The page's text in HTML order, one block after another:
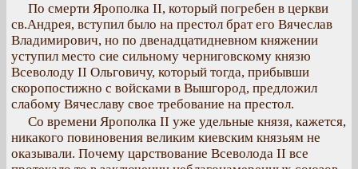
По смерти Ярополка II, который погребен в церкви
св.Андрея, вступил было на престол брат его Вячеслав
Владимирович, но по двенадцатидневном княжении
уступил место сие сильному черниговскому князю
Всеволоду II Ольговичу, который тогда, прибывши
скоропостижно с войсками в Вышгород, предложил
слабому Вячеславу свое требование на престол.
Со времени Ярополка II уже удельные князя, кажется,
никакого повиновения великим киевским князьям не
оказывали. Почему царствование Всеволода II все